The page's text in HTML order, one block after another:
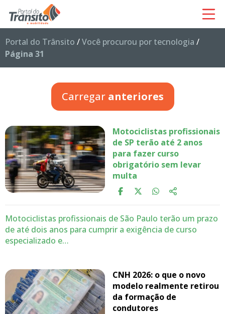
Portal do Trânsito /Você procurou por tecnologia /
Página 31
Carregar anteriores
Motociclistas profissionais
de SP terão até 2 anos
para fazer curso
obrigatório sem levar
multa
Motociclistas profissionais de São Paulo terão um prazo
de até dois anos para cumprir a exigência de curso
especializado e…
CNH 2026: o que o novo
modelo realmente retirou
da formação de
condutores